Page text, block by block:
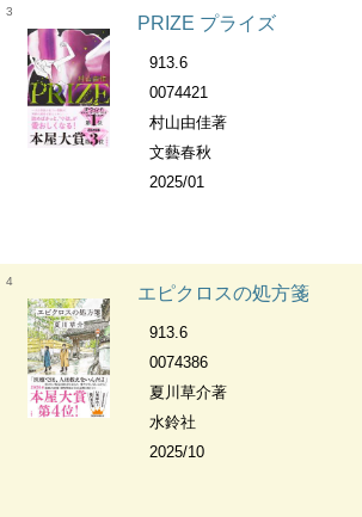
3
PRIZE プライズ
913.6
0074421
村山由佳著
文藝春秋
2025/01
4
エピクロスの処方箋
913.6
0074386
夏川草介著
水鈴社
2025/10